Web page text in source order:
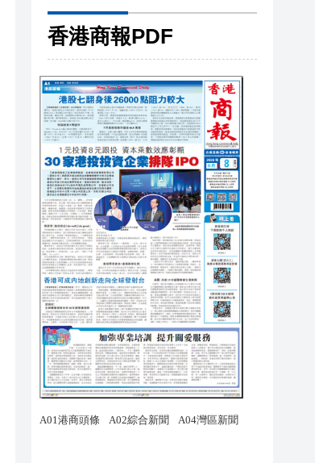
香港商報PDF